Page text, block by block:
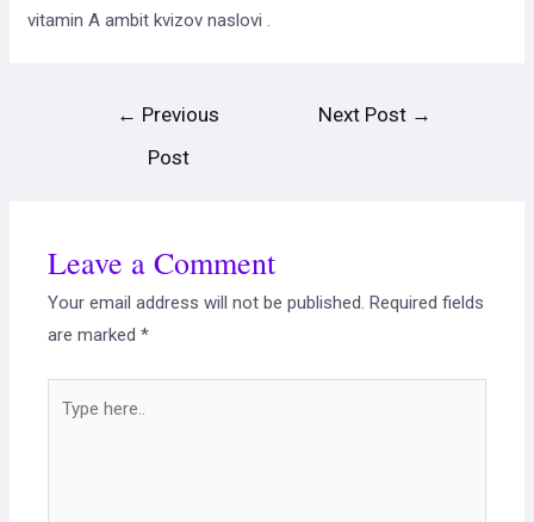
vitamin A ambit kvizov naslovi .
← Previous
Post
Next Post →
Leave a Comment
Your email address will not be published. Required fields
are marked*